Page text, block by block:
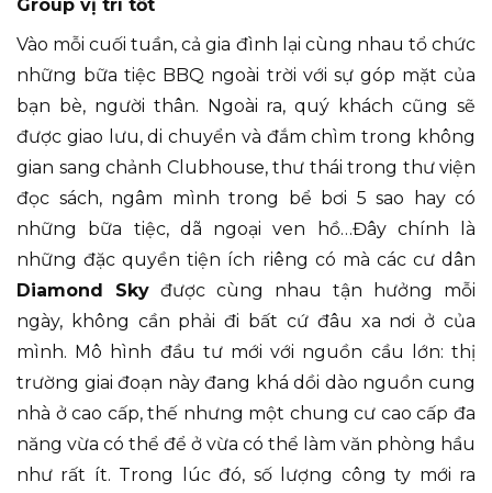
Group vị trí tốt
Vào mỗi cuối tuần, cả gia đình lại cùng nhau tổ chức
những bữa tiệc BBQ ngoài trời với sự góp mặt của
bạn bè, người thân. Ngoài ra, quý khách cũng sẽ
được giao lưu, di chuyển và đắm chìm trong không
gian sang chảnh Clubhouse, thư thái trong thư viện
đọc sách, ngâm mình trong bể bơi 5 sao hay có
những bữa tiệc, dã ngoại ven hồ…Đây chính là
những đặc quyền tiện ích riêng có mà các cư dân
Diamond Sky được cùng nhau tận hưởng mỗi
ngày, không cần phải đi bất cứ đâu xa nơi ở của
mình. Mô hình đầu tư mới với nguồn cầu lớn: thị
trường giai đoạn này đang khá dồi dào nguồn cung
nhà ở cao cấp, thế nhưng một chung cư cao cấp đa
năng vừa có thể để ở vừa có thể làm văn phòng hầu
như rất ít. Trong lúc đó, số lượng công ty mới ra